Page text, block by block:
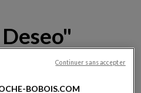
par Hans Hopfer et réédité
BOBOIS.COM
Continuer sans accepter